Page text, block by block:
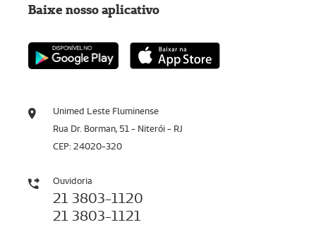
Unimed Leste Fluminense
Rua Dr. Borman, 51 - Niterói - RJ
CEP: 24020-320
Ouvidoria
21 3803-1120
21 3803-1121
Baixe nosso aplicativo